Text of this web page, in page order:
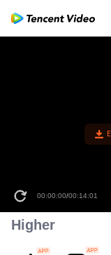
00:00:00/00:14:01
Higher